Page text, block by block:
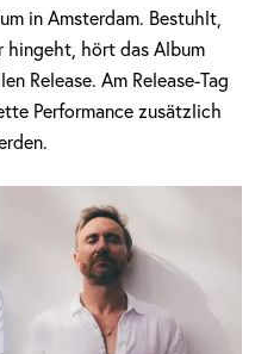
in Amsterdam. Bestuhlt,
hingeht, hört das Album
Release. Am Release-Tag
Performance zusätzlich